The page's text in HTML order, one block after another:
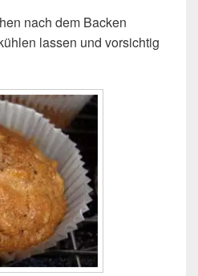
nach dem Backen
lassen und vorsichtig